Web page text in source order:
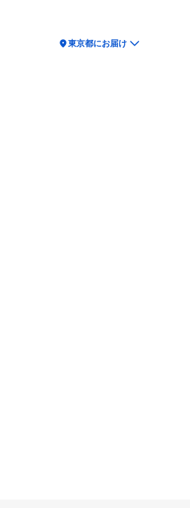
location_on東京都にお届け